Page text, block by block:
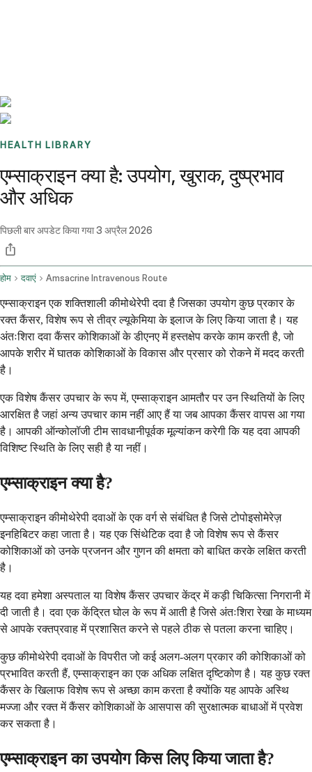
HEALTH LIBRARY
एम्साक्राइन क्या है: उपयोग, खुराक, दुष्प्रभाव
और अधिक
पिछली बार अपडेट किया गया3 अप्रैल 2026
होम दवाएं Amsacrine Intravenous Route
एम्साक्राइन एक शक्तिशाली कीमोथेरेपी दवा है जिसका उपयोग कुछ प्रकार के
रक्त कैंसर, विशेष रूप से तीव्र ल्यूकेमिया के इलाज के लिए किया जाता है। यह
अंतःशिरा दवा कैंसर कोशिकाओं के डीएनए में हस्तक्षेप करके काम करती है, जो
आपके शरीर में घातक कोशिकाओं के विकास और प्रसार को रोकने में मदद करती
है।
एक विशेष कैंसर उपचार के रूप में, एम्साक्राइन आमतौर पर उन स्थितियों के लिए
आरक्षित है जहां अन्य उपचार काम नहीं आए हैं या जब आपका कैंसर वापस आ गया
है। आपकी ऑन्कोलॉजी टीम सावधानीपूर्वक मूल्यांकन करेगी कि यह दवा आपकी
विशिष्ट स्थिति के लिए सही है या नहीं।
एम्साक्राइन क्या है?
एम्साक्राइन कीमोथेरेपी दवाओं के एक वर्ग से संबंधित है जिसे टोपोइसोमेरेज़
इनहिबिटर कहा जाता है। यह एक सिंथेटिक दवा है जो विशेष रूप से कैंसर
कोशिकाओं को उनके प्रजनन और गुणन की क्षमता को बाधित करके लक्षित करती
है।
यह दवा हमेशा अस्पताल या विशेष कैंसर उपचार केंद्र में कड़ी चिकित्सा निगरानी में
दी जाती है। दवा एक केंद्रित घोल के रूप में आती है जिसे अंतःशिरा रेखा के माध्यम
से आपके रक्तप्रवाह में प्रशासित करने से पहले ठीक से पतला करना चाहिए।
कुछ कीमोथेरेपी दवाओं के विपरीत जो कई अलग-अलग प्रकार की कोशिकाओं को
प्रभावित करती हैं, एम्साक्राइन का एक अधिक लक्षित दृष्टिकोण है। यह कुछ रक्त
कैंसर के खिलाफ विशेष रूप से अच्छा काम करता है क्योंकि यह आपके अस्थि
मज्जा और रक्त में कैंसर कोशिकाओं के आसपास की सुरक्षात्मक बाधाओं में प्रवेश
कर सकता है।
एम्साक्राइन का उपयोग किस लिए किया जाता है?